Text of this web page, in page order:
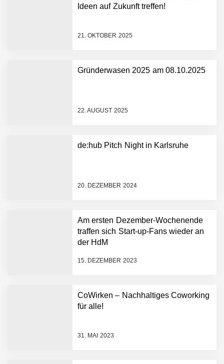
Ideen auf Zukunft treffen!
21. OKTOBER 2025
Gründerwasen 2025 am 08.10.2025
22. AUGUST 2025
de:hub Pitch Night in Karlsruhe
20. DEZEMBER 2024
Am ersten Dezember-Wochenende
traffen sich Start-up-Fans wieder an
der HdM
15. DEZEMBER 2023
CoWirken – Nachhaltiges Coworking
für alle!
31. MAI 2023
Dollar bekannt, um den
Plattform zu beschleunigen
NEURA Robotics und
AI breit auszurollen
Humanoider Roboter bringt
Hightech ins Stadion
Simulationsdienstleistung in
FiniteNow ermöglicht
Entwicklungsprozesse
Pyck im Employer Portrait